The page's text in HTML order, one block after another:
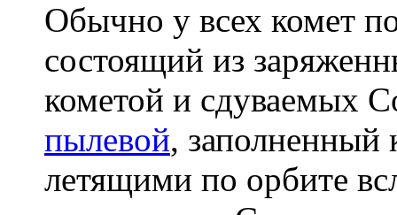
Обычно у всех комет
состоящий из
кометой и сдуваемых
пылевой,
летящими по орбите